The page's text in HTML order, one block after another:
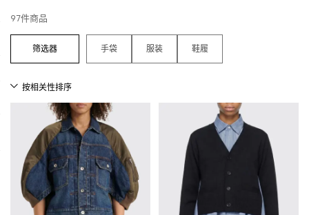
衫，或是配饰如手袋和钱包，Sacai能够满足所有顾客的品味与需求。 在
线探索我们的Sacai系列服饰，购物满500€免费配送就在Giglio.com。
查看所有SACAI
97件商品
手袋 服装 鞋履